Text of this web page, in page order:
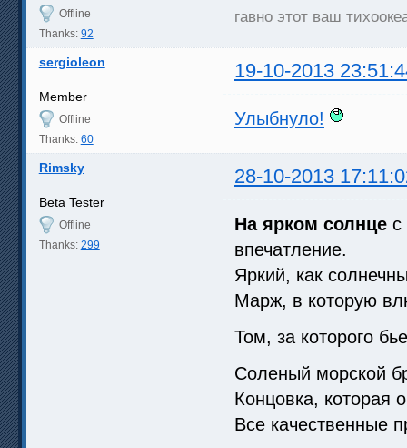
Offline
Thanks: 92
гавно этот ваш
sergioleon 19-10-2013
Member
Offline
Thanks: 60
Улыбнуло!
Rimsky 28-10-2013
Beta Tester
Offline
Thanks: 299
На ярком солнце c
впечатление.
Яркий, как
Марж, в которую
Том, за которого
Соленый морской
Концовка, которая
Все качественные